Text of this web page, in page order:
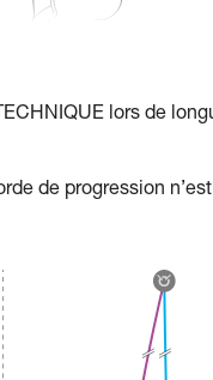
lors de
de progression